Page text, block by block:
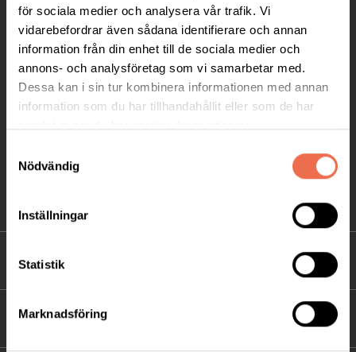
för sociala medier och analysera vår trafik. Vi
vidarebefordrar även sådana identifierare och annan
information från din enhet till de sociala medier och
annons- och analysföretag som vi samarbetar med.
Dessa kan i sin tur kombinera informationen med annan
information som du har tillhandahållit eller som de har
Nödvändig
Inställningar
Statistik
Marknadsföring
Postadress:
Box 4086
171 04 Solna
info@neuro.se
PG 90 10 07-5 | BG 901-0075 | Swishgåva 90 100
FÖRDJUPNING
FÖR MEDLEMMAR